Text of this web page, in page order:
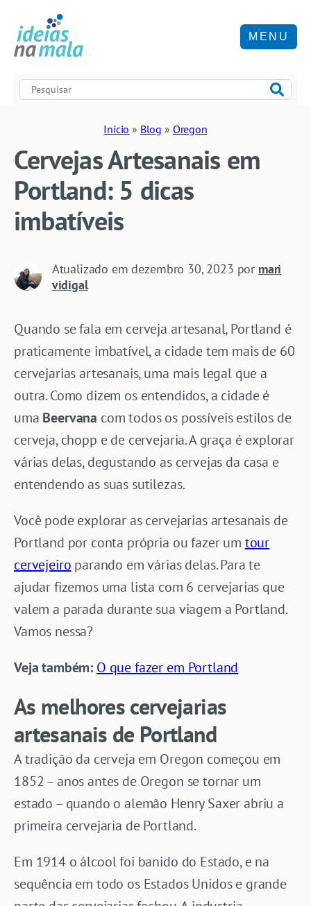
MENU
Início » Blog » Oregon
Cervejas Artesanais em
Portland: 5 dicas
imbatíveis
Atualizado em dezembro 30, 2023 por mari
vidigal
Quando se fala em cerveja artesanal, Portland é
praticamente imbatível, a cidade tem mais de 60
cervejarias artesanais, uma mais legal que a
outra. Como dizem os entendidos, a cidade é
uma Beervana com todos os possíveis estilos de
cerveja, chopp e de cervejaria. A graça é explorar
várias delas, degustando as cervejas da casa e
entendendo as suas sutilezas.
Você pode explorar as cervejarias artesanais de
Portland por conta própria ou fazer um tour
cervejeiro parando em várias delas. Para te
ajudar fizemos uma lista com 6 cervejarias que
valem a parada durante sua viagem a Portland.
Vamos nessa?
Veja também: O que fazer em Portland
As melhores cervejarias
artesanais de Portland
A tradição da cerveja em Oregon começou em
1852 – anos antes de Oregon se tornar um
estado – quando o alemão Henry Saxer abriu a
primeira cervejaria de Portland.
Em 1914 o álcool foi banido do Estado, e na
sequência em todo os Estados Unidos e grande